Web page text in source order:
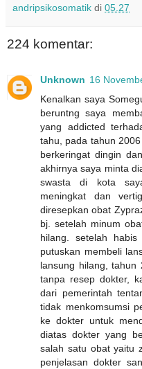
andripsikosomatik di 05.27
224 komentar:
Unknown 16
Kenalkan saya
beruntng saya
yang addicted
tahu, pada tahun
berkeringat dingin
akhirnya saya minta
swasta di kota
meningkat dan
diresepkan obat
bj. setelah minum
hilang. setelah
putuskan membeli
lansung hilang,
tanpa resep dokter,
dari pemerintah
tidak menkomsumsi
ke dokter untuk
diatas dokter yang
salah satu obat yaitu
penjelasan dokter